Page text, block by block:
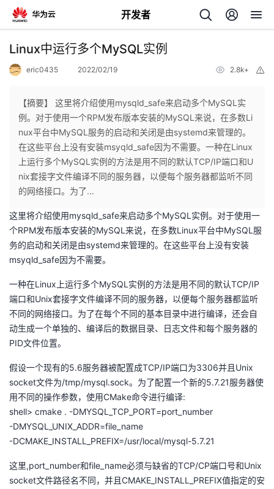
开发者
返
个
人
页
我
开
发
者
我
博
客
的
论
坛
我
的
圈
子
我
的
直
我
的
我
Linux中运行多个MySQL实例
eric0435 2022/02/19 2.8k+
【摘要】 这里将介绍使用mysqld_safe来启动多个MySQL实
例。对于使用一个RPM发布版本安装的MySQL来说，在多数Li
nux平台中MySQL服务的启动和关闭是由systemd来管理的。
在这些平台上没有安装msyqld_safe因为不需要。一种在Linux
上运行多个MySQL实例的方法是用不同的默认TCP/IP端口和U
nix套接字文件编译不同的服务器，以便每个服务器都监听不同
的网络接口。为了...
这里将介绍使用mysqld_safe来启动多个MySQL实例。对于使用一
个RPM发布版本安装的MySQL来说，在多数Linux平台中MySQL服
务的启动和关闭是由systemd来管理的。在这些平台上没有安装
msyqld_safe因为不需要。
一种在Linux上运行多个MySQL实例的方法是用不同的默认TCP/IP
端口和Unix套接字文件编译不同的服务器，以便每个服务器都监听
不同的网络接口。为了在每个不同的基本目录中进行编译，还会自
动生成一个单独的、编译后的数据目录、日志文件和每个服务器的
PID文件位置。
假设一个现有的5.6服务器被配置成TCP/IP端口为3306并且Unix
socket文件为/tmp/mysql.sock。为了配置一个新的5.7.21服务器使
用不同的操作参数，使用CMake命令进行编译:
shell> cmake . -DMYSQL_TCP_PORT=port_number
-DMYSQL_UNIX_ADDR=file_name
-DCMAKE_INSTALL_PREFIX=/usr/local/mysql-5.7.21
这里,port_number和file_name必须与缺省的TCP/CP端口号和Unix
socket文件路径名不同，并且CMAKE_INSTALL_PREFIX值指定的安